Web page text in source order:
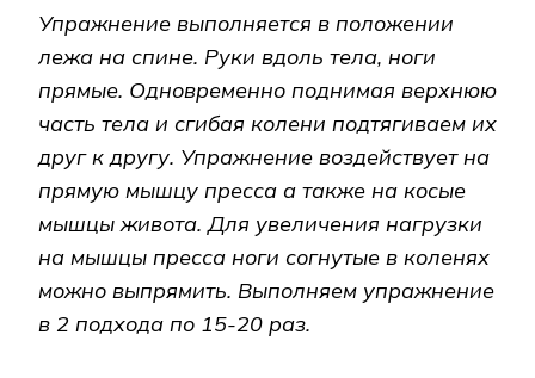
Упражнение выполняется в положении
лежа на спине. Руки вдоль тела, ноги
прямые. Одновременно поднимая верхнюю
часть тела и сгибая колени подтягиваем их
друг к другу. Упражнение воздействует на
прямую мышцу пресса а также на косые
мышцы живота. Для увеличения нагрузки
на мышцы пресса ноги согнутые в коленях
можно выпрямить. Выполняем упражнение
в 2 подхода по 15-20 раз.